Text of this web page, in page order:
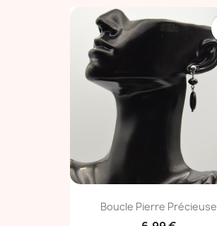
Boucle Pierre Précieuse